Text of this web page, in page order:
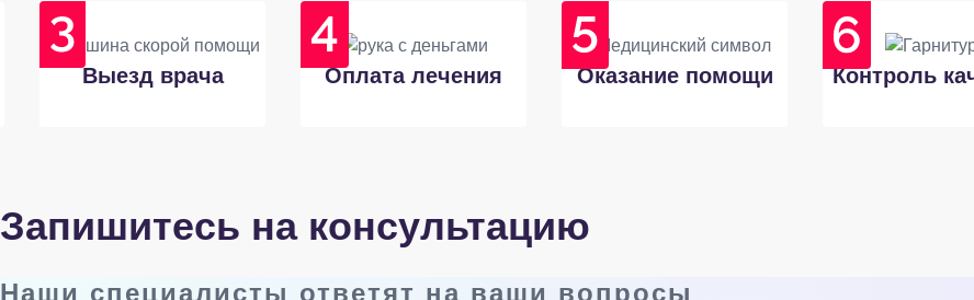
Выезд врача Оплата лечения Оказание помощи Контроль
Запишитесь на консультацию
Наши специалисты ответят на ваши вопросы